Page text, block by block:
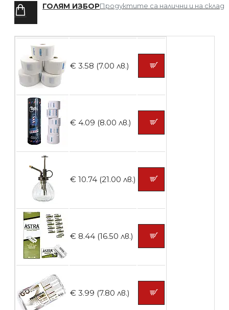
Четка за боядисване
броя
Контейнери за сваляне на гел лак 5
броя
ГОЛЯМ ИЗБОРПродуктите са налични и на склад
€ 3.58 (7.00 лв.)
€ 4.09 (8.00 лв.)
€ 10.74 (21.00 лв.)
€ 8.44 (16.50 лв.)
€ 3.99 (7.80 лв.)